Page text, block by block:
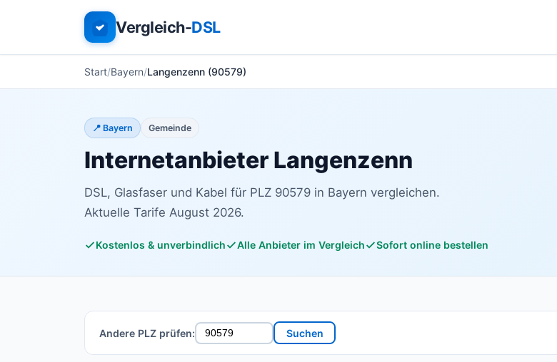
Vergleich-DSL
Start Bayern Langenzenn (90579)
📍 Bayern Gemeinde
Internetanbieter Langenzenn
DSL, Glasfaser und Kabel für PLZ 90579 in Bayern vergleichen.
Aktuelle Tarife August 2026.
Kostenlos & unverbindlich Alle Anbieter im Vergleich Sofort online bestellen
Andere PLZ prüfen: Suchen